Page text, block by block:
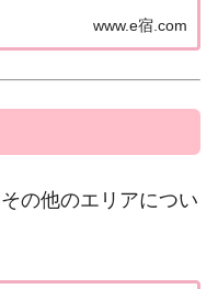
ンガイド佐賀2019とは？2019年7
「ミシュランガ...
www.e宿.com
の他のエリアについ